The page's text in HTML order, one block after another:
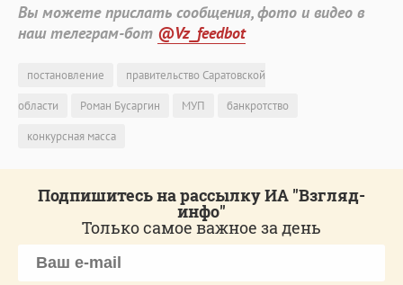
Вы можете прислать сообщения, фото и видео в
наш телеграм-бот @Vz_feedbot
постановление
правительство Саратовской
области
Роман Бусаргин МУП
банкротство
конкурсная масса
Подпишитесь на рассылку ИА "Взгляд-
инфо"
Только самое важное за день